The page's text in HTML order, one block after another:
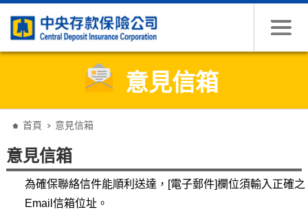
意見信箱
首頁 意見信箱
意見信箱
為確保聯絡信件能順利送達，[電子郵件]欄位須輸入正確之
Email信箱位址。